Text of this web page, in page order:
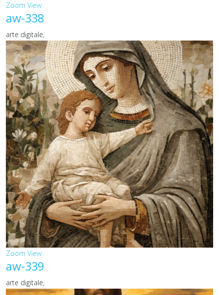
Zoom View
aw-338
arte digitale,
Zoom View
aw-339
arte digitale,